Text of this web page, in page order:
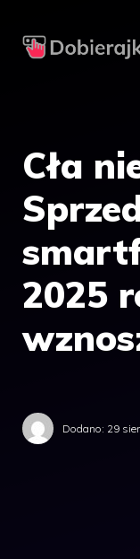
Cła
2025
Dodano: 29